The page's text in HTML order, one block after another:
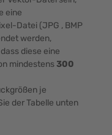
eine
Datei (JPG , BMP
werden,
diese eine
mindestens300
je
der Tabelle unten